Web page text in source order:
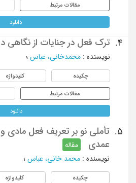
مقالات مرتبط
دانلود
4. ترک فعل در جنایات از نگاهی
نویسنده : محمدخانی، عباس ؛
چکیده کلیدواژه
مقالات مرتبط
دانلود
5.
تأملی نو بر تعریف فعل مادی
عمدی
مقاله
نویسنده : محمد خانی، عباس ؛
چکیده کلیدواژه